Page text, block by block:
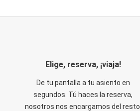
Elige, reserva, ¡viaja!
De tu pantalla a tu asiento en
segundos. Tú haces la reserva,
nosotros nos encargamos del resto.